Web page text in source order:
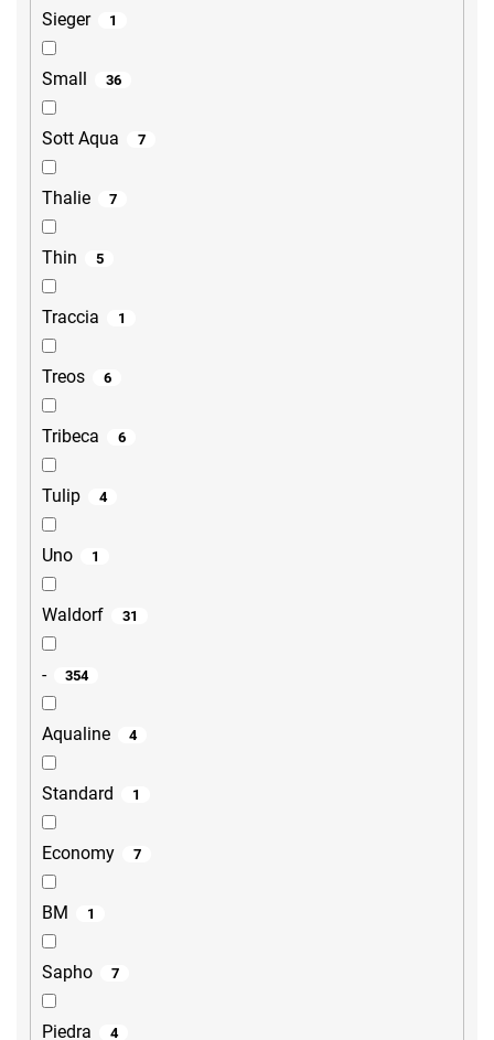
Sieger 1
Small 36
Sott Aqua 7
Thalie 7
Thin 5
Traccia 1
Treos 6
Tribeca 6
Tulip 4
Uno 1
Waldorf 31
- 354
Aqualine 4
Standard 1
Economy 7
BM 1
Sapho 7
Piedra 4